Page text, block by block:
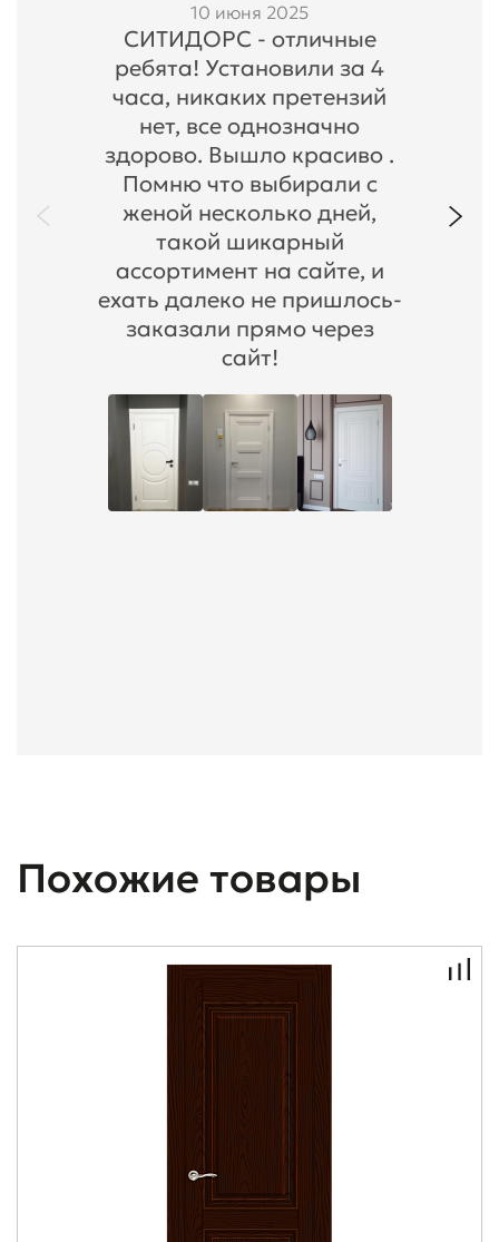
10 июня 2025
СИТИДОРС - отличные
ребята! Установили за 4
часа, никаких претензий
нет, все однозначно
здорово. Вышло красиво .
Помню что выбирали с
женой несколько дней,
такой шикарный
ассортимент на сайте, и
ехать далеко не пришлось-
заказали прямо через
сайт!
Похожие товары